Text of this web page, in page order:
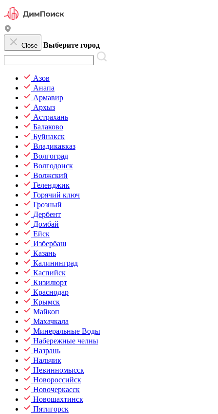
Close Выберите город
Азов
Анапа
Армавир
Архыз
Астрахань
Балаково
Буйнакск
Владикавказ
Волгоград
Волгодонск
Волжский
Геленджик
Горячий ключ
Грозный
Дербент
Домбай
Ейск
Избербаш
Казань
Калининград
Каспийск
Кизилюрт
Краснодар
Крымск
Майкоп
Махачкала
Минеральные Воды
Набережные челны
Назрань
Нальчик
Невинномысск
Новороссийск
Новочеркасск
Новошахтинск
Пятигорск